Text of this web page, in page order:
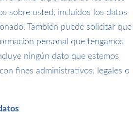
sobre usted, incluidos los datos
También puede solicitar que
personal que tengamos
ningún dato que estemos
fines administrativos, legales o